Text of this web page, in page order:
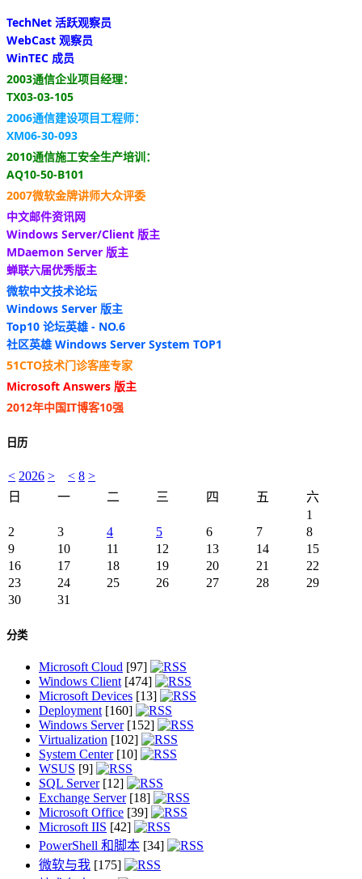
TechNet 活跃观察员
WebCast 观察员
WinTEC 成员
2003通信企业项目经理：
TX03-03-105
2006通信建设项目工程师：
XM06-30-093
2010通信施工安全生产培训：
AQ10-50-B101
2007微软金牌讲师大众评委
中文邮件资讯网
Windows Server/Client 版主
MDaemon Server 版主
蝉联六届优秀版主
微软中文技术论坛
Windows Server 版主
Top10 论坛英雄 - NO.6
社区英雄 Windows Server System TOP1
51CTO技术门诊客座专家
Microsoft Answers 版主
2012年中国IT博客10强
日历
< 2026 > < 8 >
日
一 二 三 四 五
六
1
2
3 4 5 6 7
8
9
10 11 12 13 14
15
16
17 18 19 20 21
22
23
24 25 26 27 28
29
30
31
分类
Microsoft Cloud [97]
Windows Client[474]
Microsoft Devices [13]
Deployment[160]
Windows Server[152]
Virtualization [102]
System Center[10]
WSUS [9]
SQL Server[12]
Exchange Server[18]
Microsoft Office [39]
Microsoft IIS [42]
PowerShell 和脚本 [34]
微软与我 [175]